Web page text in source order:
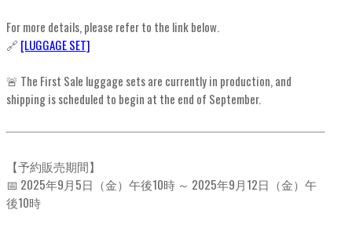
For more details, please refer to the link below.
🔗 [LUGGAGE SET]
🚨 The First Sale luggage sets are currently in production, and
shipping is scheduled to begin at the end of September.
【予約販売期間】
📅 2025年9月5日（金）午後10時 ～ 2025年9月12日（金）午
後10時